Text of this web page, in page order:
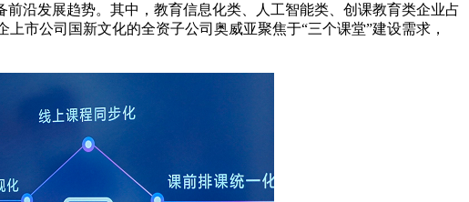
沿发展趋势。其中，教育信息化类、人工智能类、创课教育类企业占
市公司国新文化的全资子公司奥威亚聚焦于“三个课堂”建设需求，